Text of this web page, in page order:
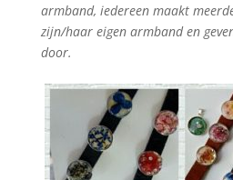
armband, iedereen maakt
zijn/haar eigen armband en
door.